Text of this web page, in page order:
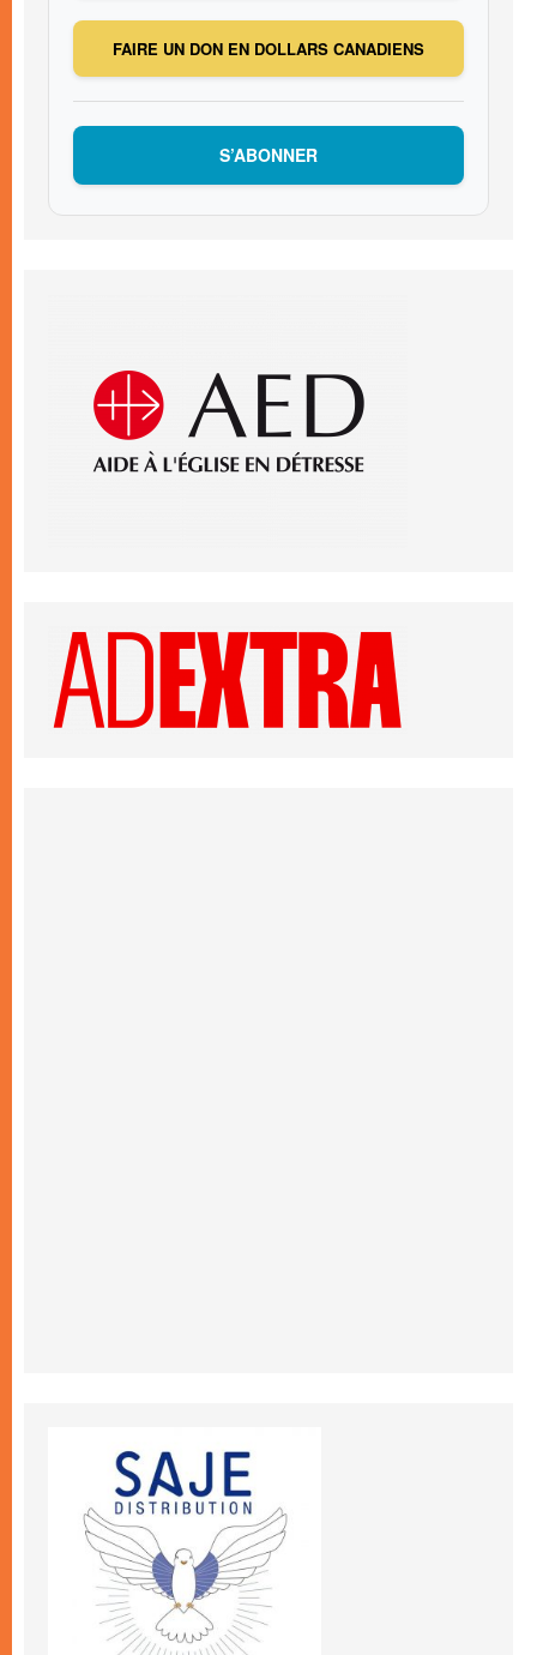
FAIRE UN DON EN DOLLARS CANADIENS
S’ABONNER